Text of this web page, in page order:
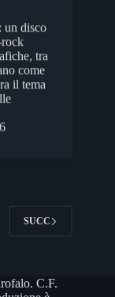
un disco
rock
tra
come
il tema
SUCC
C.F.